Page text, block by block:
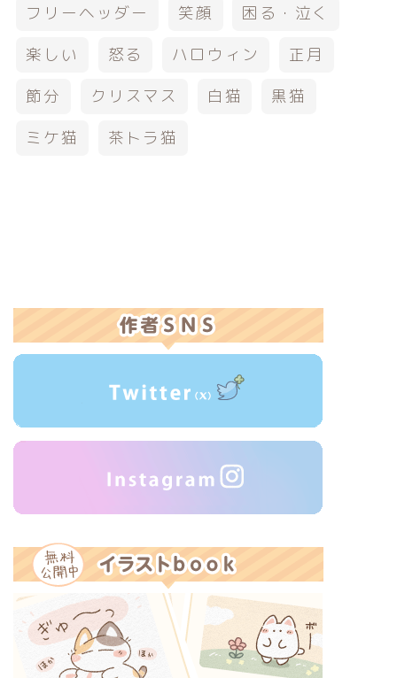
フリーヘッダー
笑顔
困る・泣く
楽しい
怒る ハロウィン
正月
節分
クリスマス 白猫
黒猫
ミケ猫
茶トラ猫